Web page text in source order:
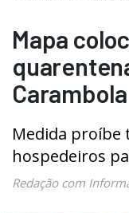
Mapa
Carambola
Medida
hospedeiros
Redação com